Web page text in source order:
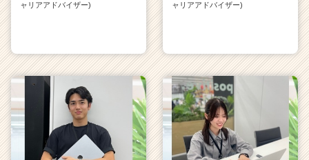
ャリアアドバイザー)
ャリアアドバイザー)